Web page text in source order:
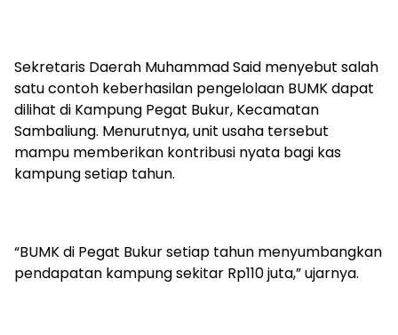
Sekretaris Daerah Muhammad Said menyebut salah
satu contoh keberhasilan pengelolaan BUMK dapat
dilihat di Kampung Pegat Bukur, Kecamatan
Sambaliung. Menurutnya, unit usaha tersebut
mampu memberikan kontribusi nyata bagi kas
kampung setiap tahun.
“BUMK di Pegat Bukur setiap tahun menyumbangkan
pendapatan kampung sekitar Rp110 juta,” ujarnya.